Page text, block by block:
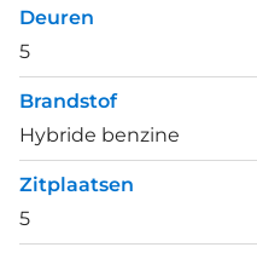
Deuren
5
Brandstof
Hybride benzine
Zitplaatsen
5